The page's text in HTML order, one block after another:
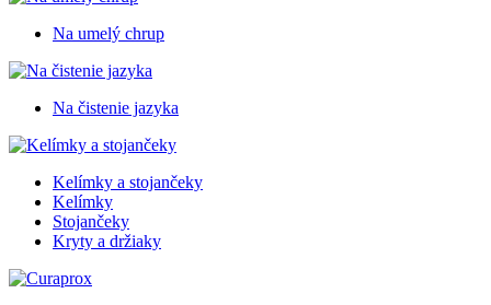
Na umelý chrup
Na čistenie jazyka
Kelímky a stojančeky
Kelímky
Stojančeky
Kryty a držiaky